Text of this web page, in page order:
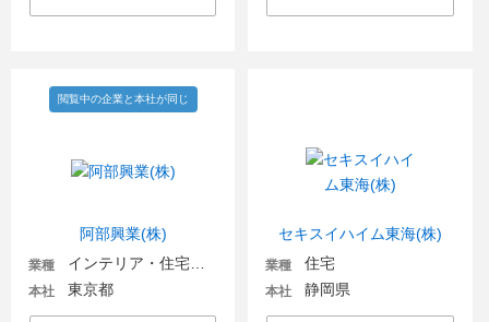
阿部興業(株)
閲覧中の企業と本社が同じ
業種
本社 東京都
セキスイハイム東海(株)
業種 住宅
本社 静岡県